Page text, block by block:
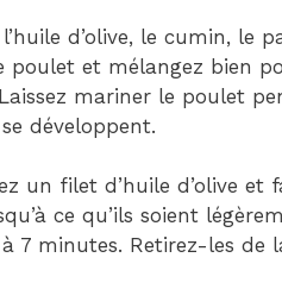
d’olive, le cumin, le
poulet et mélangez bien
mariner le poulet
développent.
un filet d’huile d’olive et
ce qu’ils soient
7 minutes. Retirez-les de